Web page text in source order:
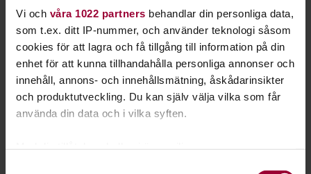
Vi och våra 1022 partners behandlar din personliga data,
som t.ex. ditt IP-nummer, och använder teknologi såsom
cookies för att lagra och få tillgång till information på din
enhet för att kunna tillhandahålla personliga annonser och
innehåll, annons- och innehållsmätning, åskådarinsikter
och produktutveckling. Du kan själv välja vilka som får
använda din data och i vilka syften.
Slåtter på Lisstorpsängen -
Naturskyddsföreningen Katrineholm
Katrineholm 2026-08-15